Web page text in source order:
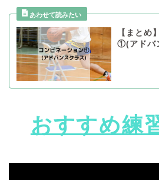
【まとめ
①(アドバ
おすすめ練